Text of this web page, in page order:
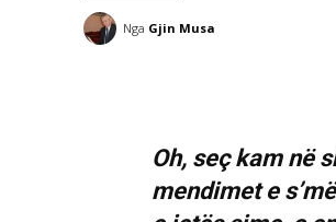
Nga Gjin Musa
Oh, seç kam në
mendimet e